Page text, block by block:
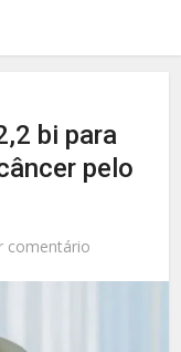
bi para
pelo
comentário